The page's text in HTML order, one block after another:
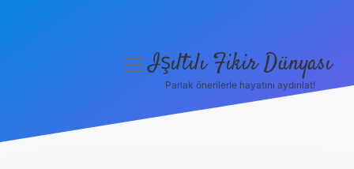
menüyüIşıltılı Fikir Dünyası
Parlak önerilerle hayatını aydınlat!